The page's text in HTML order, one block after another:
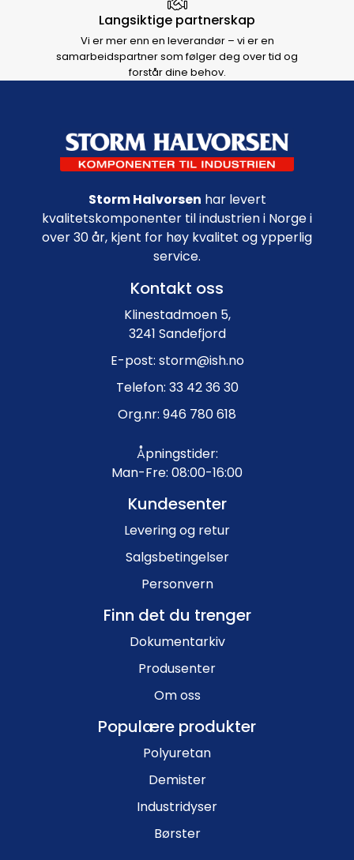
Langsiktige partnerskap
Vi er mer enn en leverandør – vi er en
samarbeidspartner som følger deg over tid og
forstår dine behov.
Footer navigation
Storm Halvorsen har levert
kvalitetskomponenter til industrien i Norge i
over 30 år, kjent for høy kvalitet og ypperlig
service.
Kontakt oss
Klinestadmoen 5,
3241 Sandefjord
E-post: storm@ish.no
Telefon: 33 42 36 30
Org.nr: 946 780 618
Åpningstider:
Man-Fre: 08:00-16:00
Kundesenter
Levering og retur
Salgsbetingelser
Personvern
Finn det du trenger
Dokumentarkiv
Produsenter
Om oss
Populære produkter
Polyuretan
Demister
Industridyser
Børster